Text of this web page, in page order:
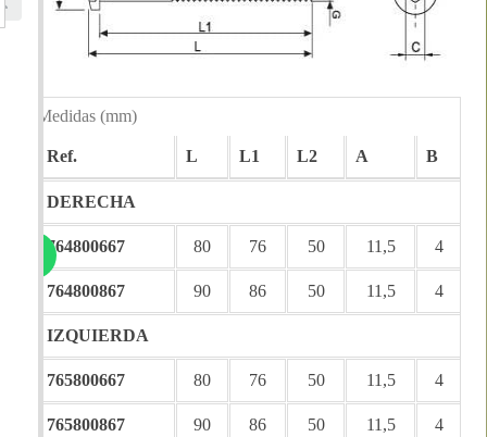
Medidas (mm)
Ref. L L1 L2 A B
DERECHA
764800667 80 76 50 11,5 4
764800867 90 86 50 11,5 4
IZQUIERDA
765800667 80 76 50 11,5 4
765800867 90 86 50 11,5 4